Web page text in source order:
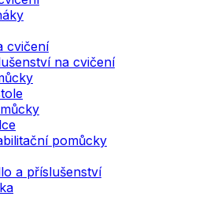
cvičení
na cvičení
pomůcky
a příslušenství